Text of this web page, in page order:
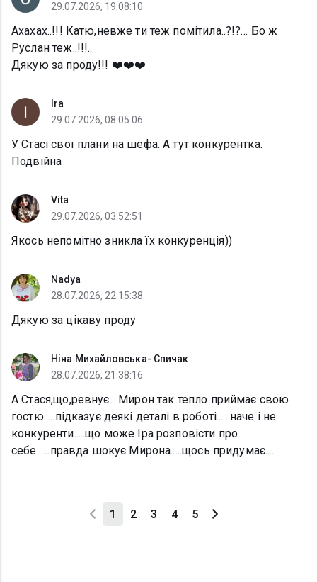
29.07.2026, 19:08:10
Ахахах..!!! Катю,невже ти теж помітила..?!?… Бо ж
Руслан теж..!!!..
Дякую за проду!!! ❤️❤️❤️
Ira
29.07.2026, 08:05:06
У Стасі свої плани на шефа. А тут конкурентка.
Подвійна
Vita
29.07.2026, 03:52:51
Якось непомітно зникла їх конкуренція))
Nadya
28.07.2026, 22:15:38
Дякую за цікаву проду
Ніна Михайловська- Спичак
28.07.2026, 21:38:16
А Стася,що,ревнує....Мирон так тепло приймає свою
гостю.....підказує деякі деталі в роботі......наче і не
конкуренти.....що може Іра розповісти про
себе......правда шокує Мирона.....щось придумає....
1 2 3 4 5